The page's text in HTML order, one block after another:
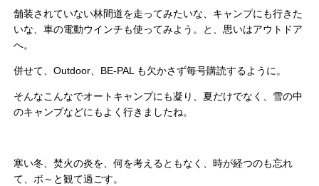
舗装されていない林間道を走ってみたいな、キャンプにも行きた
いな、車の電動ウインチも使ってみよう。と、思いはアウトドア
へ。
併せて、Outdoor、BE-PAL も欠かさず毎号購読するように。
そんなこんなでオートキャンプにも凝り、夏だけでなく、雪の中
のキャンプなどにもよく行きましたね。
寒い冬、焚火の炎を、何を考えるともなく、時が経つのも忘れ
て、ボ～と観て過ごす。